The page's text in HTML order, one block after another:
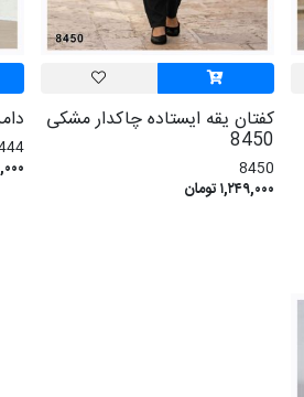
کفتان یقه ایستاده چاکدار مشکی
8450
8450
۱,۲۴۹,۰۰۰ تومان